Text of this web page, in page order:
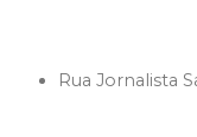
Rua Jornalista